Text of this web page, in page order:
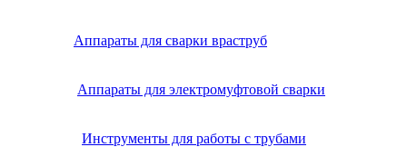
Аппараты для сварки враструб
Аппараты для электромуфтовой сварки
Инструменты для работы с трубами